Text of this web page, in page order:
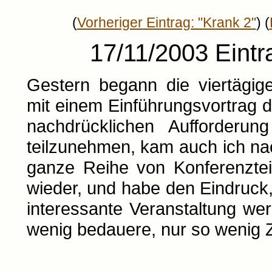
(Vorheriger Eintrag: "Krank 2") (
17/11/2003
Gestern begann die
mit einem Einführungsvortrag
nachdrücklichen
teilzunehmen, kam auch ich
ganze Reihe von
wieder, und habe den
interessante Veranstaltung
wenig bedauere, nur so wenig